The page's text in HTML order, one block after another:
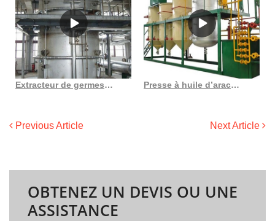
Extracteur de germes de maïs, machine à prix d’usine d’huile comestible au Burkina Faso Presse à huile d’arachide de tournesol de soja de vis de 6yl 95 zx 10 200kg/h en Côte d’Ivoire
Previous Article Next Article
OBTENEZ UN DEVIS OU UNE
ASSISTANCE